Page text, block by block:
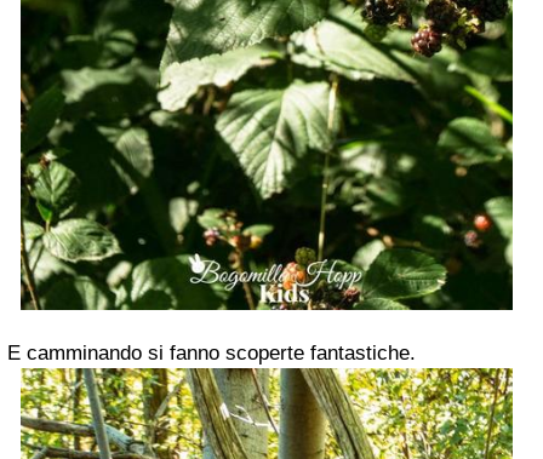
E camminando si fanno scoperte fantastiche.